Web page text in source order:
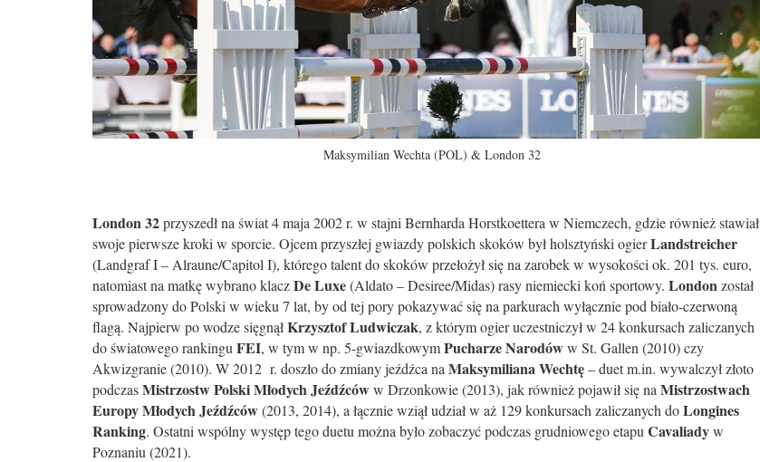
Maksymilian Wechta (POL) & London 32
London 32przyszedł na świat 4 maja 2002 r. w stajni Bernharda Horstkoettera w Niemczech, gdzie również stawiał
swoje pierwsze kroki w sporcie. Ojcem przyszłej gwiazdy polskich skoków był holsztyński ogierLandstreicher
(Landgraf I – Alraune/Capitol I), którego talent do skoków przełożył się na zarobek w wysokości ok. 201 tys. euro,
natomiast na matkę wybrano klaczDe Luxe(Aldato – Desiree/Midas) rasy niemiecki koń sportowy. Londonzostał
sprowadzony do Polski w wieku 7 lat, by od tej pory pokazywać się na parkurach wyłącznie pod biało-czerwoną
flagą. Najpierw po wodze sięgnąłKrzysztof Ludwiczak, z którym ogier uczestniczył w 24 konkursach zaliczanych
do światowego rankingu FEI, w tym w np. 5-gwiazdkowymPucharze Narodóww St. Gallen (2010) czy
Akwizgranie (2010). W 2012 r. doszło do zmiany jeźdźca na Maksymiliana Wechtę– duet m.in. wywalczył złoto
podczasMistrzostw Polski Młodych Jeźdźcóww Drzonkowie (2013), jak również pojawił się na Mistrzostwach
Europy Młodych Jeźdźców(2013, 2014), a łącznie wziął udział w aż 129 konkursach zaliczanych doLongines
Ranking. Ostatni wspólny występ tego duetu można było zobaczyć podczas grudniowego etapu Cavaliadyw
Poznaniu (2021).